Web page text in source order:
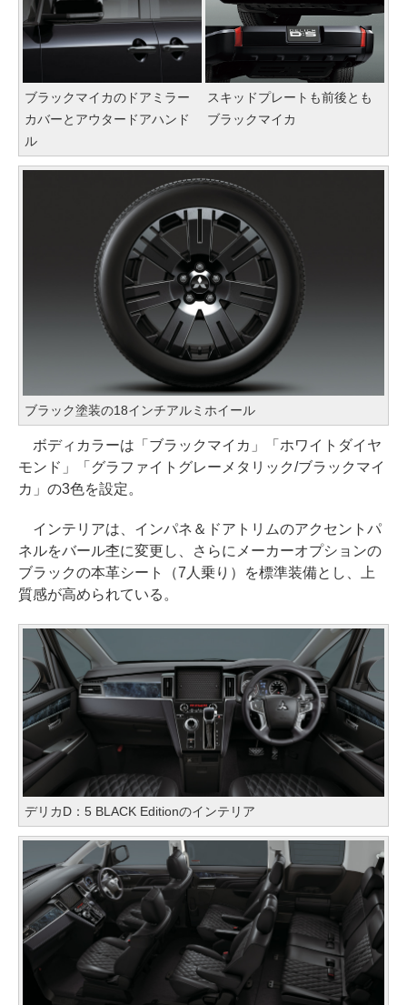
ブラックマイカのドアミラー
カバーとアウタードアハンド
ル
スキッドプレートも前後とも
ブラックマイカ
ブラック塗装の18インチアルミホイール
ボディカラーは「ブラックマイカ」「ホワイトダイヤ
モンド」「グラファイトグレーメタリック/ブラックマイ
カ」の3色を設定。
インテリアは、インパネ＆ドアトリムのアクセントパ
ネルをバール杢に変更し、さらにメーカーオプションの
ブラックの本革シート（7人乗り）を標準装備とし、上
質感が高められている。
デリカD：5 BLACK Editionのインテリア